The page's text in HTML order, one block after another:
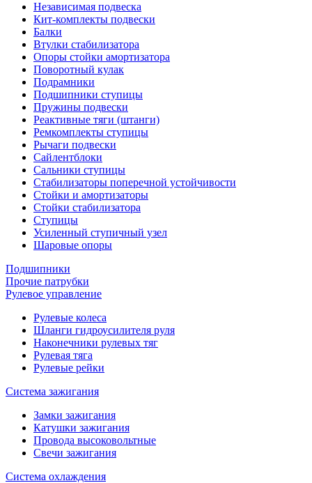
Независимая подвеска
Кит-комплекты подвески
Балки
Втулки стабилизатора
Опоры стойки амортизатора
Поворотный кулак
Подрамники
Подшипники ступицы
Пружины подвески
Реактивные тяги (штанги)
Ремкомплекты ступицы
Рычаги подвески
Сайлентблоки
Сальники ступицы
Стабилизаторы поперечной устойчивости
Стойки и амортизаторы
Стойки стабилизатора
Ступицы
Усиленный ступичный узел
Шаровые опоры
Подшипники
Прочие патрубки
Рулевое управление
Рулевые колеса
Шланги гидроусилителя руля
Наконечники рулевых тяг
Рулевая тяга
Рулевые рейки
Система зажигания
Замки зажигания
Катушки зажигания
Провода высоковольтные
Свечи зажигания
Система охлаждения